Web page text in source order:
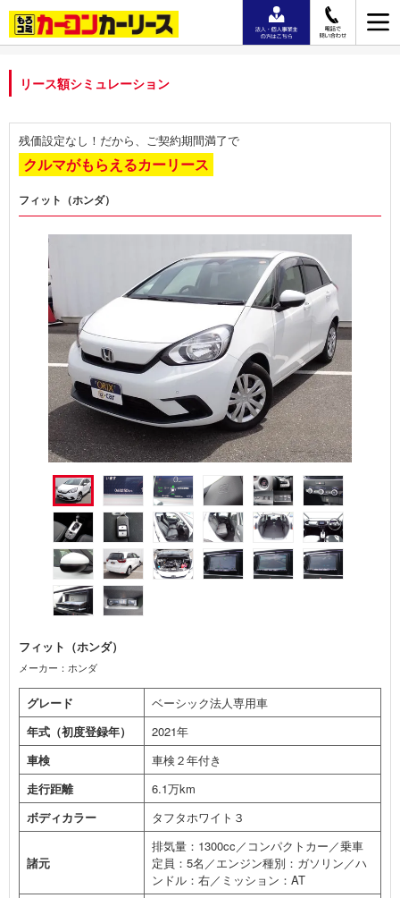
リース額シミュレーション
残価設定なし！だから、ご契約期間満了で
クルマがもらえるカーリース
フィット（ホンダ）
フィット（ホンダ）
メーカー：ホンダ
グレード
ベーシック法人専用車
年式（初度登録年）
2021年
車検
車検２年付き
走行距離
6.1万km
ボディカラー
タフタホワイト３
諸元
排気量：1300cc／コンパクトカー／乗車
定員：5名／エンジン種別：ガソリン／ハ
ンドル：右／ミッション：AT